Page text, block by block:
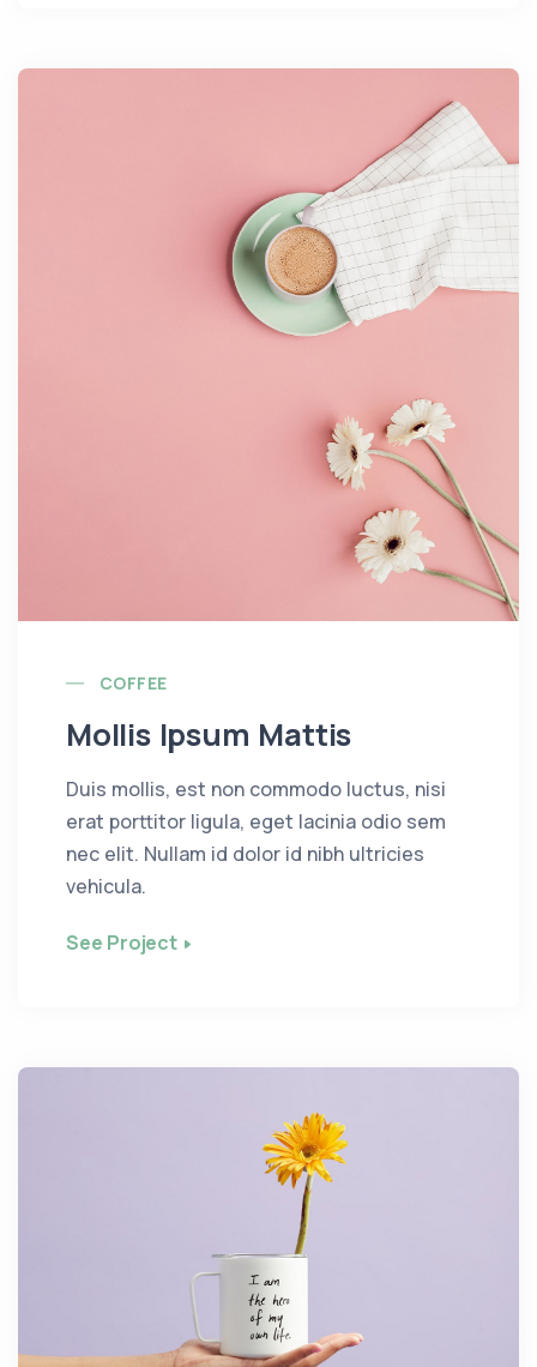
COFFEE
Mollis Ipsum Mattis
Duis mollis, est non commodo luctus, nisi
erat porttitor ligula, eget lacinia odio sem
nec elit. Nullam id dolor id nibh ultricies
vehicula.
See Project